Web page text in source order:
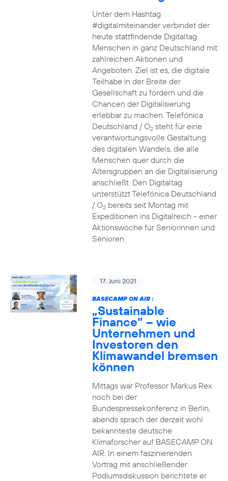
Unter dem Hashtag
#digitalmiteinander verbindet der
heute stattfindende Digitaltag
Menschen in ganz Deutschland mit
zahlreichen Aktionen und
Angeboten. Ziel ist es, die digitale
Teilhabe in der Breite der
Gesellschaft zu fördern und die
Chancen der Digitalisierung
erlebbar zu machen. Telefónica
Deutschland / O2steht für eine
verantwortungsvolle Gestaltung
des digitalen Wandels, die alle
Menschen quer durch die
Altersgruppen an die Digitalisierung
anschließt. Den Digitaltag
unterstützt Telefónica Deutschland
/ O2bereits seit Montag mit
Expeditionen ins Digitalreich - einer
Aktionswoche für Seniorinnen und
Senioren.
17. Juni 2021
BASECAMP ON AIR :
„Sustainable
Finance“ – wie
Unternehmen und
Investoren den
Klimawandel bremsen
können
Mittags war Professor Markus Rex
noch bei der
Bundespressekonferenz in Berlin,
abends sprach der derzeit wohl
bekannteste deutsche
Klimaforscher auf BASECAMP ON
AIR. In einem faszinierenden
Vortrag mit anschließender
Podiumsdiskussion berichtete er